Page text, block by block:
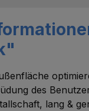
des
lang &